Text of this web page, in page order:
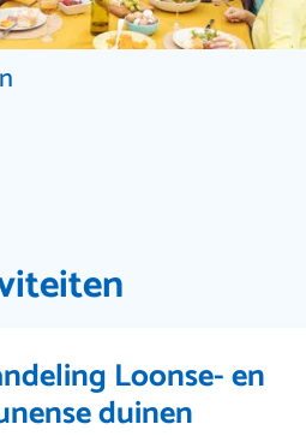
Loonse- en
duinen